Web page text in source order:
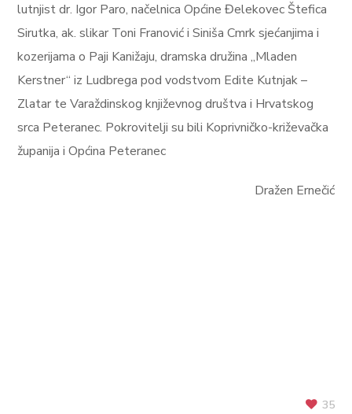
lutnjist dr. Igor Paro, načelnica Općine Đelekovec Štefica
Sirutka, ak. slikar Toni Franović i Siniša Cmrk sjećanjima i
kozerijama o Paji Kanižaju, dramska družina „Mladen
Kerstner“ iz Ludbrega pod vodstvom Edite Kutnjak –
Zlatar te Varaždinskog književnog društva i Hrvatskog
srca Peteranec. Pokrovitelji su bili Koprivničko-križevačka
županija i Općina Peteranec
Dražen Ernečić
35